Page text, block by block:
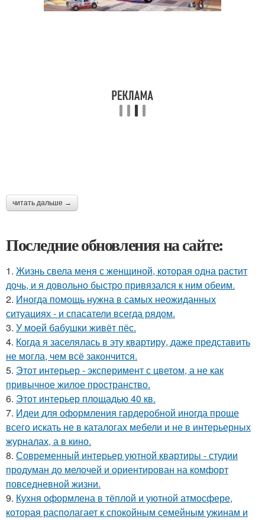
читать дальше →
Последние обновления на сайте:
1. Жизнь свела меня с женщиной, которая одна растит
дочь, и я довольно быстро привязался к ним обеим.
2. Иногда помощь нужна в самых неожиданных
ситуациях - и спасатели всегда рядом.
3. У моей бабушки живёт пёс.
4. Когда я заселялась в эту квартиру, даже представить
не могла, чем всё закончится.
5. Этот интерьер - эксперимент с цветом, а не как
привычное жилое пространство.
6. Этот интерьер площадью 40 кв.
7. Идеи для оформления гардеробной иногда проще
всего искать не в каталогах мебели и не в интерьерных
журналах, а в кино.
8. Современный интерьер уютной квартиры - студии
продуман до мелочей и ориентирован на комфорт
повседневной жизни.
9. Кухня оформлена в тёплой и уютной атмосфере,
которая располагает к спокойным семейным ужинам и